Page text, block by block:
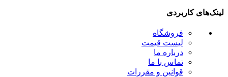
لینک‌های کاربردی
فروشگاه
لیست قیمت
درباره ما
تماس با ما
قوانین و مقررات